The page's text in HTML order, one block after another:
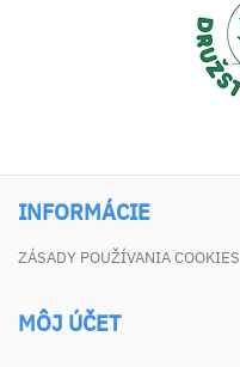
INFORMÁCIE
ZÁSADY POUŽÍVANIA COOKIES
MÔJ ÚČET